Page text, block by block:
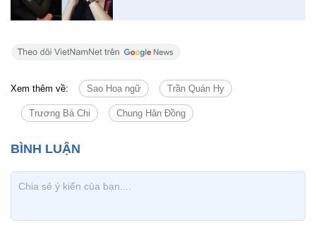
Xem thêm về: Sao Hoa ngữ Trần Quán Hy
Trương Bá Chi Chung Hân Đồng